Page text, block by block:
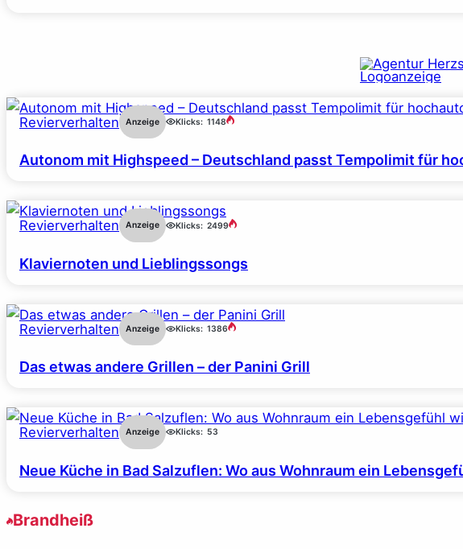
Revierverhalten Anzeige Klicks: 1148
Autonom mit Highspeed – Deutschland passt Tempolimit für
Revierverhalten Anzeige Klicks: 2499
Klaviernoten und Lieblingssongs
Revierverhalten Anzeige Klicks: 1386
Das etwas andere Grillen – der Panini Grill
Revierverhalten Anzeige Klicks: 53
Neue Küche in Bad Salzuflen: Wo aus Wohnraum ein
Brandheiß